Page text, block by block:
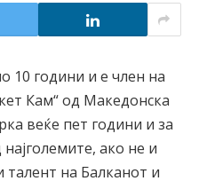
10 години и е член на
Кам“ од Македонска
веќе пет години и за
ако не и
талент на Балканот и